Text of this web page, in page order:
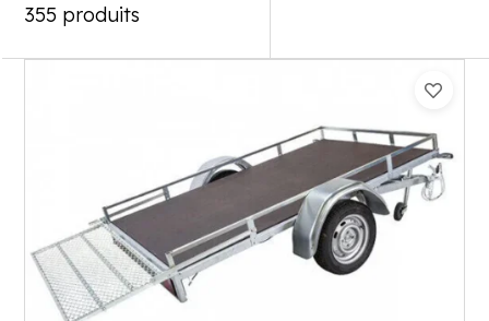
355 produits